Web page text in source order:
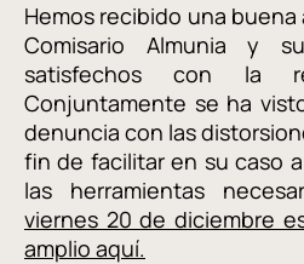
Hemos recibido una
Comisario Almunia y
satisfechos con la
Conjuntamente se ha
denuncia con las
fin de facilitar en su caso
las herramientas
viernes 20 de diciembre
amplio aquí.